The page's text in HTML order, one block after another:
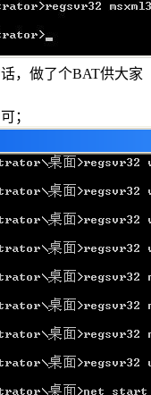
，做了个BAT供大家
；